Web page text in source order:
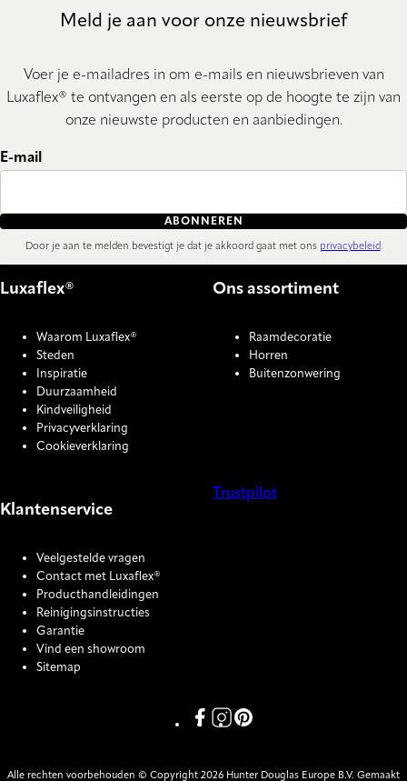
Meld je aan voor onze nieuwsbrief
Voer je e-mailadres in om e-mails en nieuwsbrieven van
Luxaflex® te ontvangen en als eerste op de hoogte te zijn van
onze nieuwste producten en aanbiedingen.
E-mail
ABONNEREN
Door je aan te melden bevestigt je dat je akkoord gaat met ons privacybeleid.
Luxaflex®
Waarom Luxaflex®
Steden
Inspiratie
Duurzaamheid
Kindveiligheid
Privacyverklaring
Cookieverklaring
Ons assortiment
Raamdecoratie
Horren
Buitenzonwering
Klantenservice
Veelgestelde vragen
Contact met Luxaflex®
Producthandleidingen
Reinigingsinstructies
Garantie
Vind een showroom
Sitemap
Trustpilot
Link missing Display text from
Link missing Display text
Link missing Display text
Alle rechten voorbehouden © Copyright 2026 Hunter Douglas Europe B.V. Gemaakt